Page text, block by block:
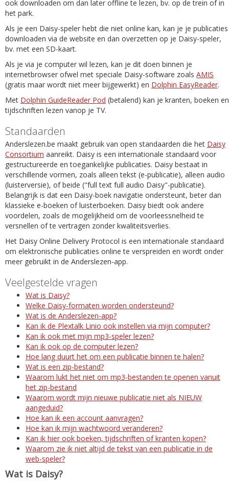
ook downloaden om dan later offline te lezen, bv. op de trein of in
het park.
Als je een Daisy-speler hebt die niet online kan, kan je je publicaties
downloaden via de website en dan overzetten op je Daisy-speler,
bv. met een SD-kaart.
Als je via je computer wil lezen, kan je dit doen binnen je
internetbrowser ofwel met speciale Daisy-software zoals AMIS
(gratis maar wordt niet meer bijgewerkt) en Dolphin EasyReader.
Met Dolphin GuideReader Pod (betalend) kan je kranten, boeken en
tijdschriften lezen vanop je TV.
Standaarden
Anderslezen.be maakt gebruik van open standaarden die het Daisy
Consortium aanreikt. Daisy is een internationale standaard voor
gestructureerde en toegankelijke publicaties. Daisy bestaat in
verschillende vormen, zoals alleen tekst (e-publicatie), alleen audio
(luisterversie), of beide ("full text full audio Daisy"-publicatie).
Belangrijk is dat een Daisy-boek navigatie ondersteunt, beter dan
klassieke e-boeken of luisterboeken. Daisy biedt ook andere
voordelen, zoals de mogelijkheid om de voorleessnelheid te
versnellen of te vertragen zonder kwaliteitsverlies.
Het Daisy Online Delivery Protocol is een internationale standaard
om elektronische publicaties online te verspreiden en wordt onder
meer gebruikt in de Anderslezen-app.
Veelgestelde vragen
Wat is Daisy?
Welke Daisy-formaten worden ondersteund?
Wat is de Anderslezen-app?
Kan ik de Plextalk Linio ook instellen via mijn computer?
Kan ik ook met mijn mp3-speler lezen?
Kan ik ook op de computer lezen?
Hoe lang duurt het om een publicatie binnen te halen?
Wat is een zip-bestand?
Waarom lukt het niet om mp3-bestanden te openen vanuit
het zip-bestand
Waarom wordt mijn nieuwe publicatie niet als NIEUW
aangeduid?
Hoe kan ik een account aanvragen?
Hoe kan ik mijn wachtwoord veranderen?
Kan ik hier ook boeken, tijdschriften of kranten kopen?
Waarom zie ik niet altijd de tekst van een publicatie in de
web-speler?
Wat is Daisy?